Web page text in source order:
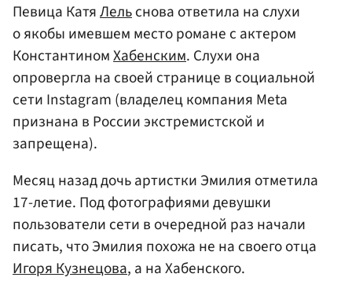
Певица КатяЛельснова ответила на слухи
о якобы имевшем место романе с актером
КонстантиномХабенским. Слухи она
опровергла на своей странице в социальной
сети Instagram (владелец компания Meta
признана в России экстремистской и
запрещена).
Месяц назад дочь артистки Эмилия отметила
17-летие. Под фотографиями девушки
пользователи сети в очередной раз начали
писать, что Эмилия похожа не на своего отца
Игоря Кузнецова, а на Хабенского.